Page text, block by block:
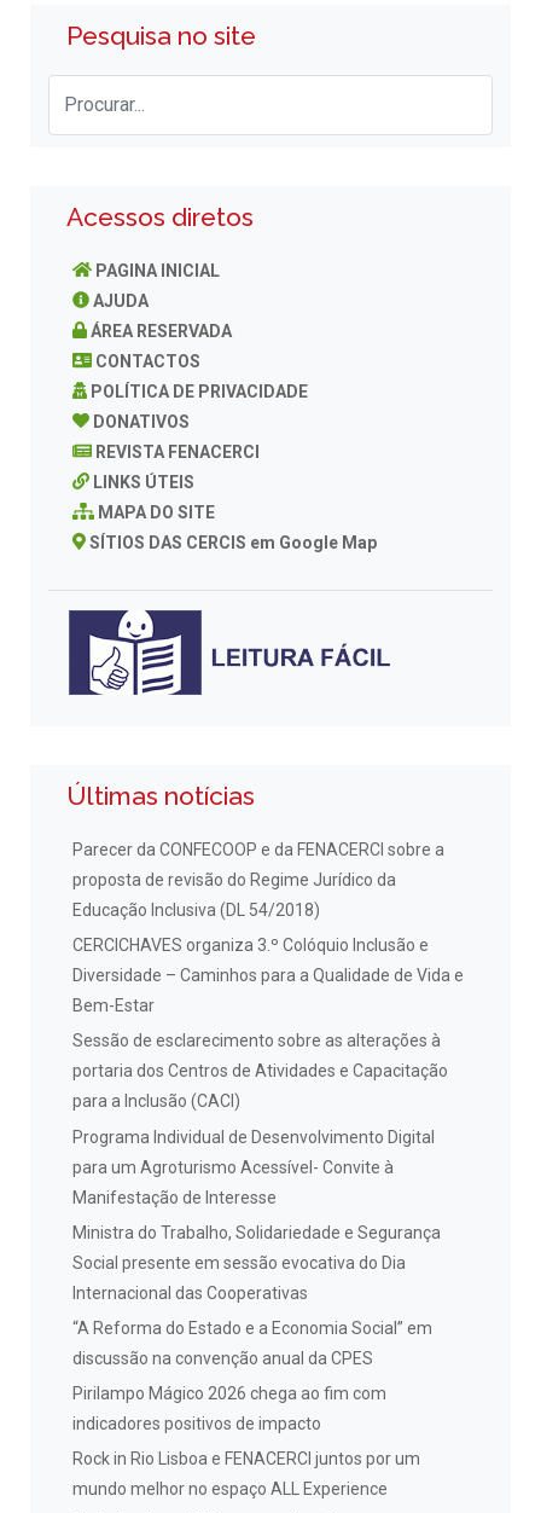
Pesquisa no site
Acessos diretos
PAGINA INICIAL
AJUDA
ÁREA RESERVADA
CONTACTOS
POLÍTICA DE PRIVACIDADE
DONATIVOS
REVISTA FENACERCI
LINKS ÚTEIS
MAPA DO SITE
SÍTIOS DAS CERCIS em Google Map
Últimas notícias
Parecer da CONFECOOP e da FENACERCI sobre a
proposta de revisão do Regime Jurídico da
Educação Inclusiva (DL 54/2018)
CERCICHAVES organiza 3.º Colóquio Inclusão e
Diversidade – Caminhos para a Qualidade de Vida e
Bem-Estar
Sessão de esclarecimento sobre as alterações à
portaria dos Centros de Atividades e Capacitação
para a Inclusão (CACI)
Programa Individual de Desenvolvimento Digital
para um Agroturismo Acessível- Convite à
Manifestação de Interesse
Ministra do Trabalho, Solidariedade e Segurança
Social presente em sessão evocativa do Dia
Internacional das Cooperativas
“A Reforma do Estado e a Economia Social” em
discussão na convenção anual da CPES
Pirilampo Mágico 2026 chega ao fim com
indicadores positivos de impacto
Rock in Rio Lisboa e FENACERCI juntos por um
mundo melhor no espaço ALL Experience